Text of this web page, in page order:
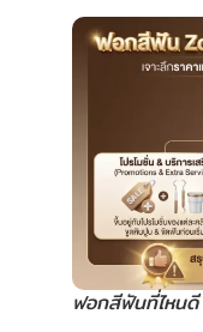
ฟอกสีฟันที่ไหนดี